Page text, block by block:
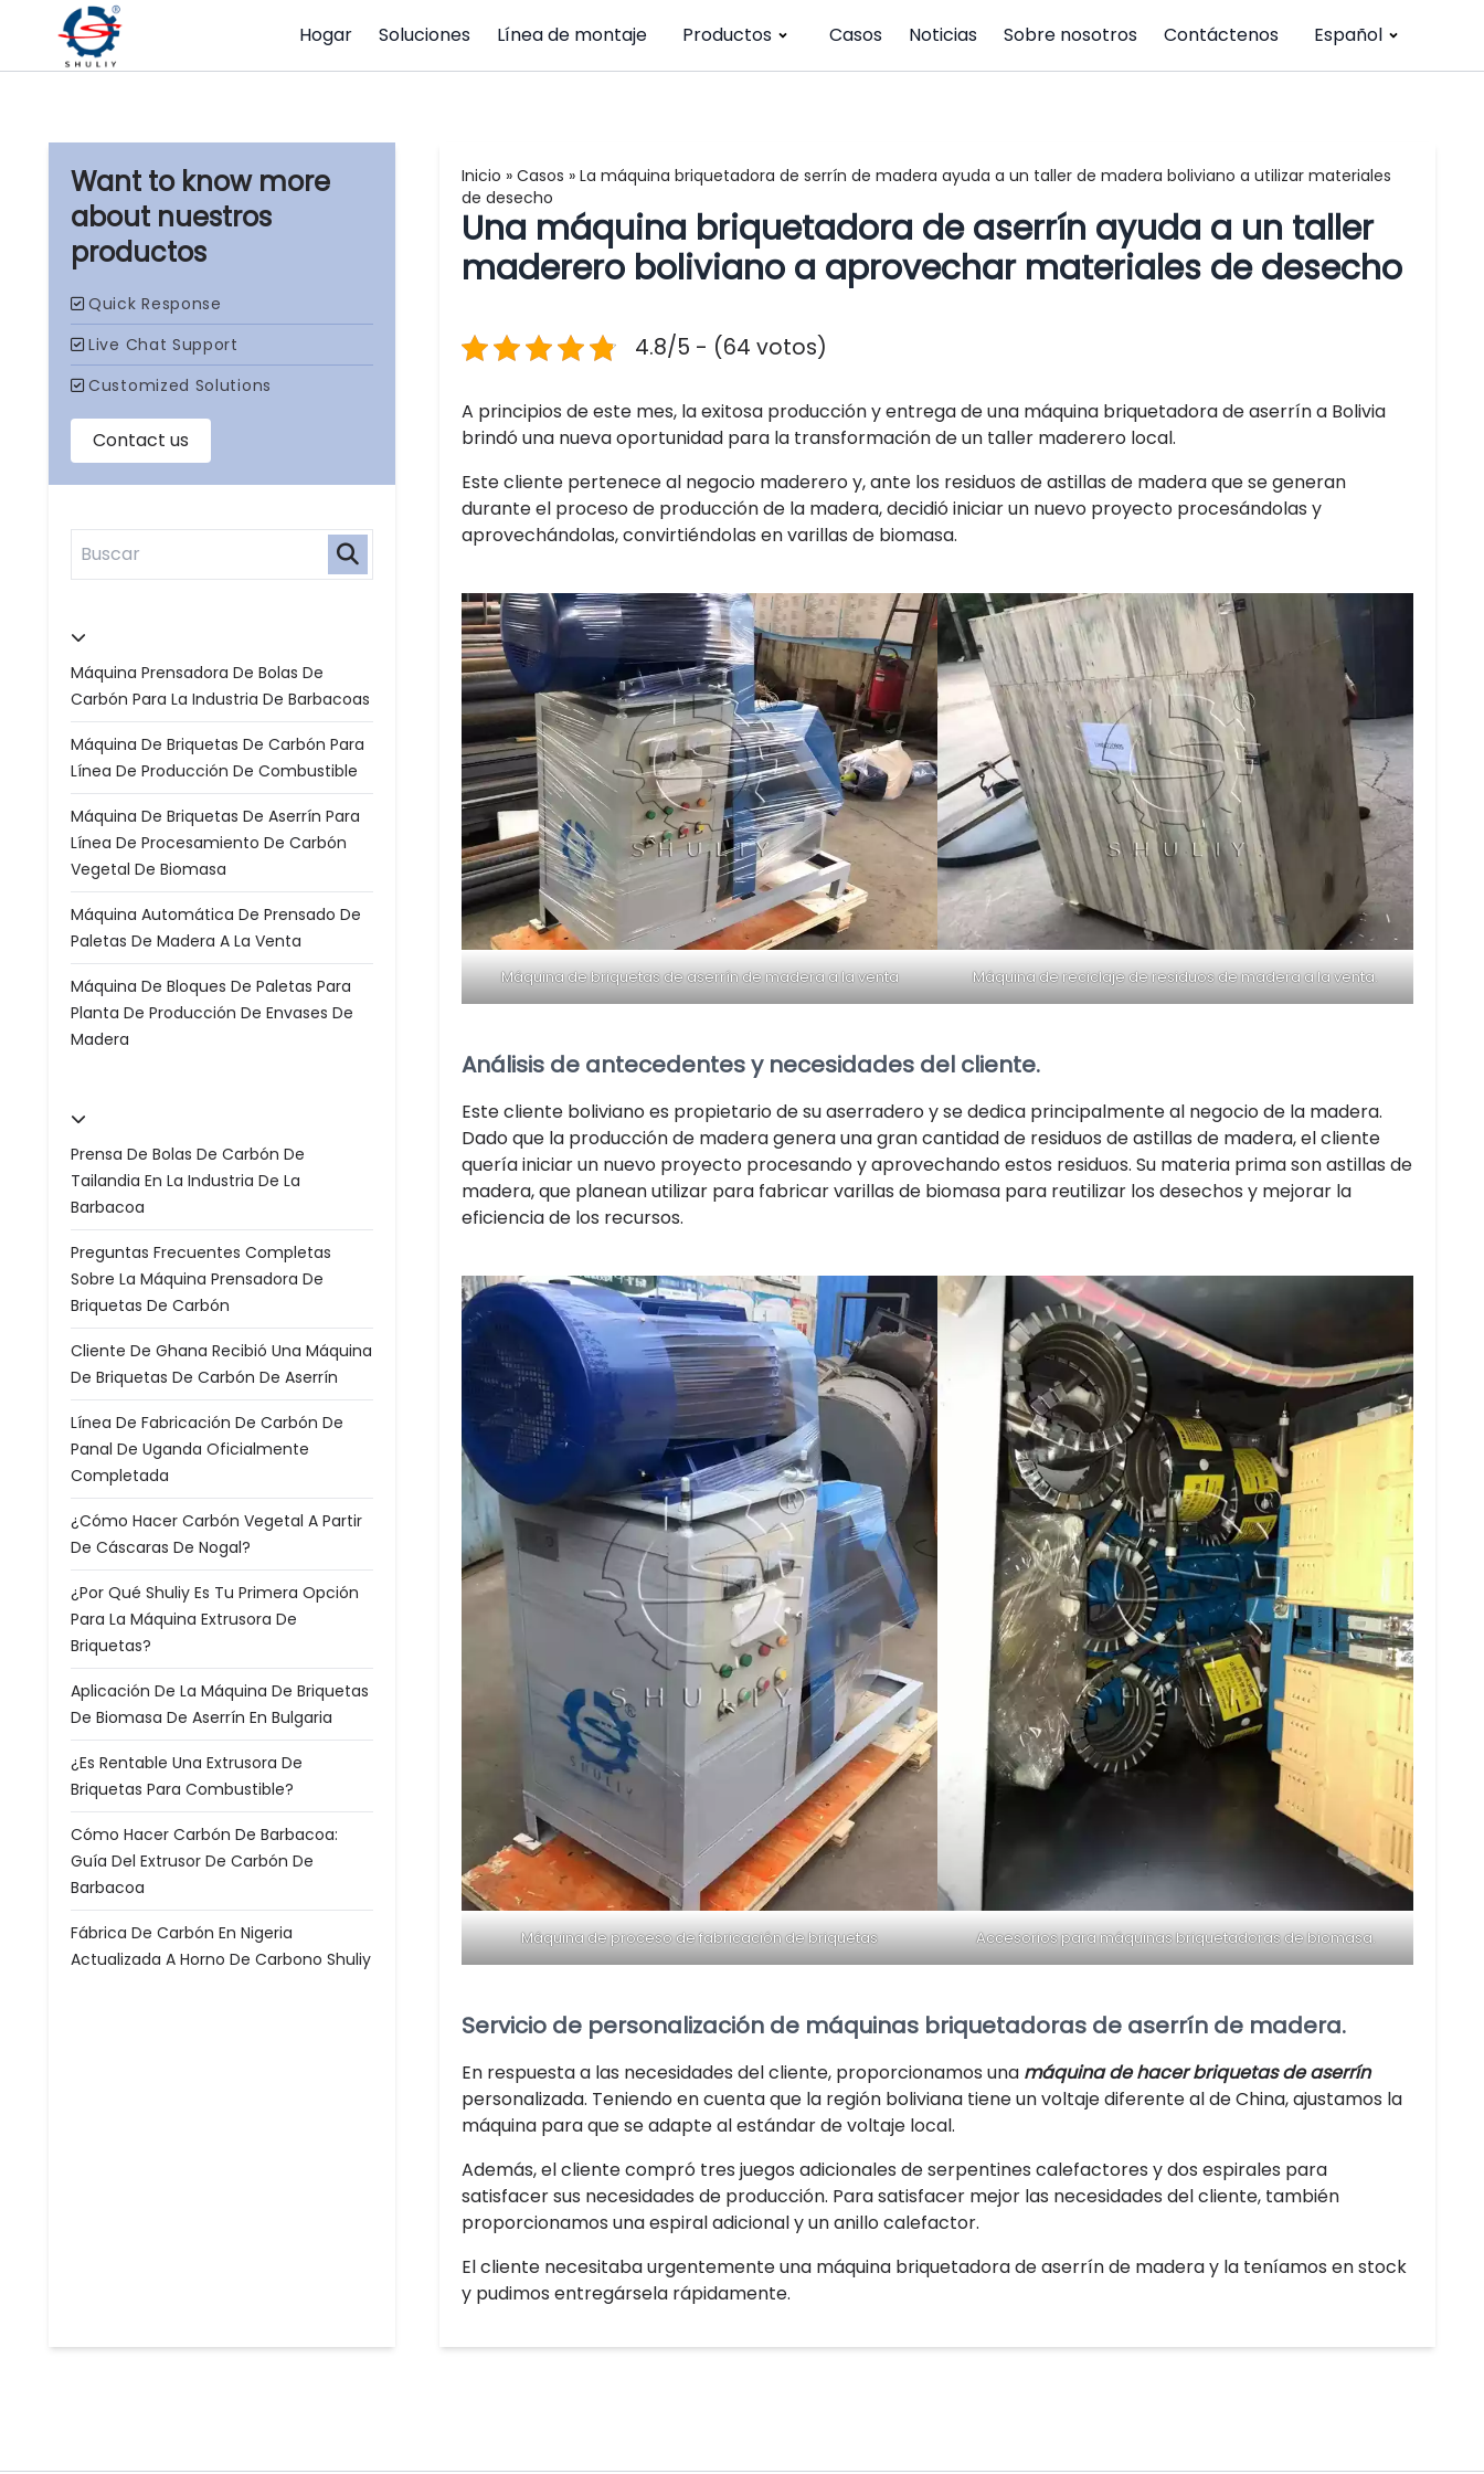
Hogar Soluciones Línea de montaje Productos Casos Noticias Sobre nosotros Contáctenos Español
nuestros
productos
Máquina Prensadora De Bolas De
Carbón Para La Industria De Barbacoas
Máquina De Briquetas De Carbón Para
Línea De Producción De Combustible
Máquina De Briquetas De Aserrín Para
Línea De Procesamiento De Carbón
Vegetal De Biomasa
Máquina Automática De Prensado De
Paletas De Madera A La Venta
Máquina De Bloques De Paletas Para
Planta De Producción De Envases De
Madera
Prensa De Bolas De Carbón De
Tailandia En La Industria De La
Barbacoa
Preguntas Frecuentes Completas
Sobre La Máquina Prensadora De
Briquetas De Carbón
Cliente De Ghana Recibió Una Máquina
De Briquetas De Carbón De Aserrín
Línea De Fabricación De Carbón De
Panal De Uganda Oficialmente
Completada
¿Cómo Hacer Carbón Vegetal A Partir
De Cáscaras De Nogal?
¿Por Qué Shuliy Es Tu Primera Opción
Para La Máquina Extrusora De
Briquetas?
Aplicación De La Máquina De Briquetas
De Biomasa De Aserrín En Bulgaria
¿Es Rentable Una Extrusora De
Briquetas Para Combustible?
Cómo Hacer Carbón De Barbacoa:
Guía Del Extrusor De Carbón De
Barbacoa
Fábrica De Carbón En Nigeria
Actualizada A Horno De Carbono Shuliy
Inicio » Casos » La máquina briquetadora de serrín de madera ayuda a un taller de madera boliviano a utilizar materiales
de desecho
Una máquina briquetadora de aserrín ayuda a un taller
maderero boliviano a aprovechar materiales de desecho
4.8/5 - (64 votos)
A principios de este mes, la exitosa producción y entrega de una máquina briquetadora de aserrín a Bolivia
brindó una nueva oportunidad para la transformación de un taller maderero local.
Este cliente pertenece al negocio maderero y, ante los residuos de astillas de madera que se generan
durante el proceso de producción de la madera, decidió iniciar un nuevo proyecto procesándolas y
aprovechándolas, convirtiéndolas en varillas de biomasa.
Máquina de briquetas de aserrín de madera a la venta Máquina de reciclaje de residuos de madera a la venta.
Análisis de antecedentes y necesidades del cliente.
Este cliente boliviano es propietario de su aserradero y se dedica principalmente al negocio de la madera.
Dado que la producción de madera genera una gran cantidad de residuos de astillas de madera, el cliente
quería iniciar un nuevo proyecto procesando y aprovechando estos residuos. Su materia prima son astillas de
madera, que planean utilizar para fabricar varillas de biomasa para reutilizar los desechos y mejorar la
eficiencia de los recursos.
Máquina de proceso de fabricación de briquetas Accesorios para máquinas briquetadoras de biomasa.
Servicio de personalización de máquinas briquetadoras de aserrín de madera.
En respuesta a las necesidades del cliente, proporcionamos una máquina de hacer briquetas de aserrín
personalizada. Teniendo en cuenta que la región boliviana tiene un voltaje diferente al de China, ajustamos la
máquina para que se adapte al estándar de voltaje local.
Además, el cliente compró tres juegos adicionales de serpentines calefactores y dos espirales para
satisfacer sus necesidades de producción. Para satisfacer mejor las necesidades del cliente, también
proporcionamos una espiral adicional y un anillo calefactor.
El cliente necesitaba urgentemente una máquina briquetadora de aserrín de madera y la teníamos en stock
y pudimos entregársela rápidamente.